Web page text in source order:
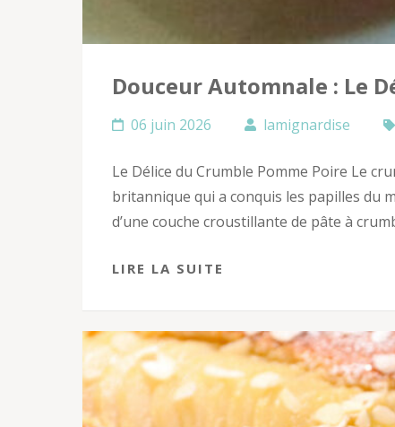
Douceur Automnale : Le
06 juin 2026 lamignardise
Le Délice du Crumble Pomme Poire Le
britannique qui a conquis les papilles du
d’une couche croustillante de pâte à
LIRE LA SUITE